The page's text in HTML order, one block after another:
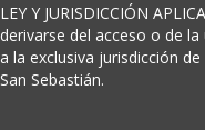
LEY Y JURISDICCIÓN
derivarse del acceso o de
a la exclusiva jurisdicción
San Sebastián.